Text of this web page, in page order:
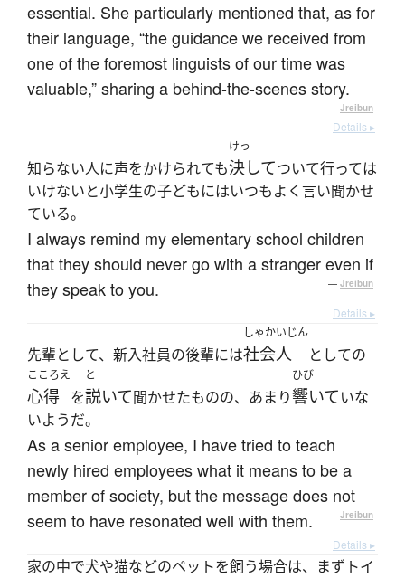
essential. She particularly mentioned that, as for
their language, “the guidance we received from
one of the foremost linguists of our time was
valuable,” sharing a behind-the-scenes story.
— Jreibun
Details ▸
知らない人に声をかけられても
けっ
決してついて行っては
いけないと小学生の子どもにはいつもよく言い聞かせ
ている。
I always remind my elementary school children
that they should never go with a stranger even if
they speak to you.
— Jreibun
Details ▸
先輩として、新入社員の後輩には
しゃかいじん
社会人 としての
こころえ
心得 を
と
説いて聞かせたものの、あまり
ひび
響いていな
いようだ。
As a senior employee, I have tried to teach
newly hired employees what it means to be a
member of society, but the message does not
seem to have resonated well with them.
— Jreibun
Details ▸
家の中で犬や猫などのペットを飼う場合は、まずトイ